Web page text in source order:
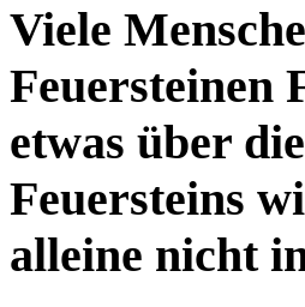
Viele
Feuersteinen
etwas über
Feuersteins
alleine nicht